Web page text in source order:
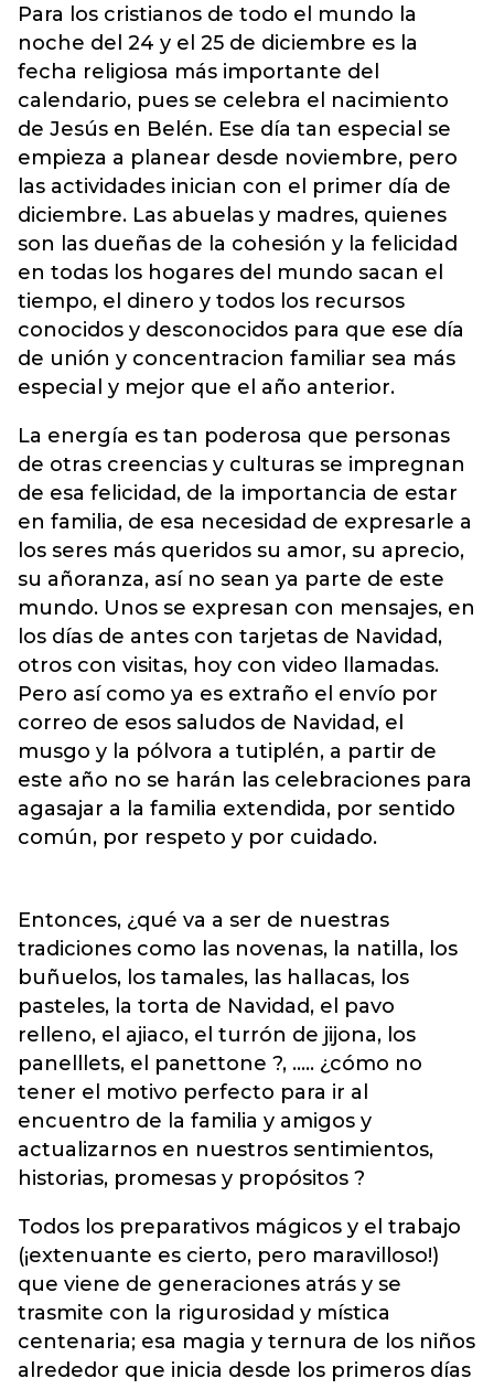
Para los cristianos de todo el mundo la
noche del 24 y el 25 de diciembre es la
fecha religiosa más importante del
calendario, pues se celebra el nacimiento
de Jesús en Belén. Ese día tan especial se
empieza a planear desde noviembre, pero
las actividades inician con el primer día de
diciembre. Las abuelas y madres, quienes
son las dueñas de la cohesión y la felicidad
en todas los hogares del mundo sacan el
tiempo, el dinero y todos los recursos
conocidos y desconocidos para que ese día
de unión y concentracion familiar sea más
especial y mejor que el año anterior.
La energía es tan poderosa que personas
de otras creencias y culturas se impregnan
de esa felicidad, de la importancia de estar
en familia, de esa necesidad de expresarle a
los seres más queridos su amor, su aprecio,
su añoranza, así no sean ya parte de este
mundo. Unos se expresan con mensajes, en
los días de antes con tarjetas de Navidad,
otros con visitas, hoy con video llamadas.
Pero así como ya es extraño el envío por
correo de esos saludos de Navidad, el
musgo y la pólvora a tutiplén, a partir de
este año no se harán las celebraciones para
agasajar a la familia extendida, por sentido
común, por respeto y por cuidado.
Entonces, ¿qué va a ser de nuestras
tradiciones como las novenas, la natilla, los
buñuelos, los tamales, las hallacas, los
pasteles, la torta de Navidad, el pavo
relleno, el ajiaco, el turrón de jijona, los
panelllets, el panettone ?, ..... ¿cómo no
tener el motivo perfecto para ir al
encuentro de la familia y amigos y
actualizarnos en nuestros sentimientos,
historias, promesas y propósitos ?
Todos los preparativos mágicos y el trabajo
(¡extenuante es cierto, pero maravilloso!)
que viene de generaciones atrás y se
trasmite con la rigurosidad y mística
centenaria; esa magia y ternura de los niños
alrededor que inicia desde los primeros días